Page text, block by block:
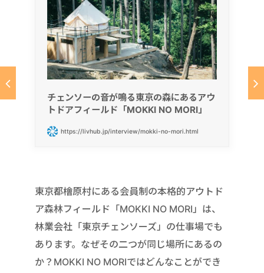
チェンソーの音が鳴る東京の森にあるアウ
トドアフィールド「MOKKI NO MORI」
https://livhub.jp/interview/mokki-no-mori.html
東京都檜原村にある会員制の本格的アウトド
ア森林フィールド「MOKKI NO MORI」は、
林業会社「東京チェンソーズ」の仕事場でも
あります。なぜその二つが同じ場所にあるの
か？MOKKI NO MORIではどんなことができ